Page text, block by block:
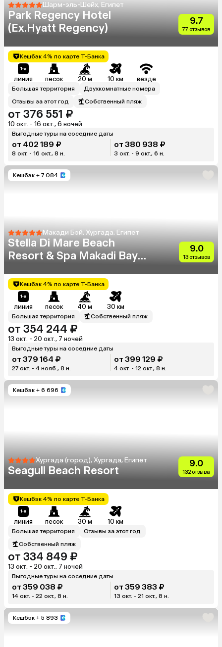
Шарм-эль-Шейх, Египет
Park Regency Hotel
(Ex.Hyatt Regency)
9.7
77 отзывов
Кешбэк 4% по карте Т-Банка
линия песок 20 м 10 км везде
Большая территория
Двухкомнатные номера
Отзывы за этот год
Собственный пляж
от 376 551 ₽
10 окт. - 16 окт., 6 ночей
Выгодные туры на соседние даты
от 402 189 ₽
8 окт. - 16 окт., 8 н.
от 380 938 ₽
3 окт. - 9 окт., 6 н.
Кешбэк + 7 084
Макади Бэй, Хургада, Египет
Stella Di Mare Beach
Resort & Spa Makadi Bay
Resort & Spa)
9.0
13 отзывов
Кешбэк 4% по карте Т-Банка
линия песок 40 м 30 км
Большая территория Собственный пляж
от 354 244 ₽
13 окт. - 20 окт., 7 ночей
Выгодные туры на соседние даты
от 379 164 ₽
27 окт. - 4 нояб., 8 н.
от 399 129 ₽
4 окт. - 12 окт., 8 н.
Кешбэк + 6 696
Хургада (город), Хургада, Египет
Seagull Beach Resort
9.0
132 отзыва
Кешбэк 4% по карте Т-Банка
линия песок 30 м 10 км
Большая территория
Отзывы за этот год
Собственный пляж
от 334 849 ₽
13 окт. - 20 окт., 7 ночей
Выгодные туры на соседние даты
от 359 038 ₽
14 окт. - 22 окт., 8 н.
от 359 383 ₽
13 окт. - 21 окт., 8 н.
Кешбэк + 5 893